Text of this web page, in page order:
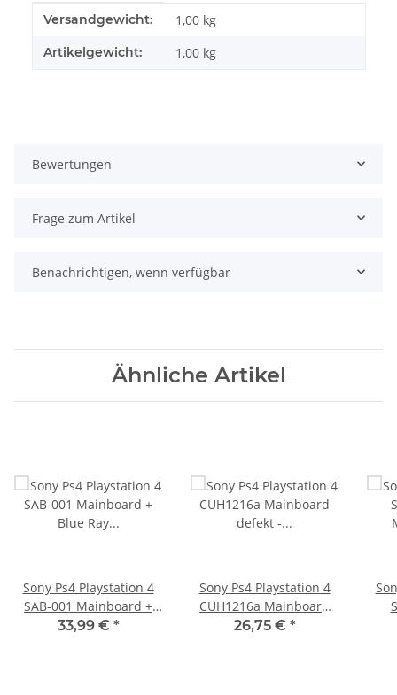
Produkteigenschaft
Wert
Versandgewicht: 1,00 kg
Artikelgewicht: 1,00 kg
Bewertungen
Frage zum Artikel
Benachrichtigen, wenn verfügbar
Ähnliche Artikel
Sony Ps4 Playstation 4
SAB-001 Mainboard +
Blue Ray Mainboard
33,99 € *
Sony Ps4 Playstation 4
CUH1216a Mainboard
defekt - CE-36329-3
26,75 € *